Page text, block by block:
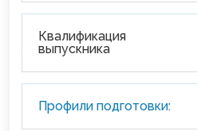
Квалификация
выпускника
Профили подготовки: